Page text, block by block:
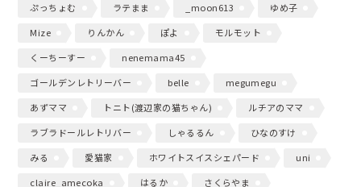
ぷっちょむ
ラテまま _moon613
ゆめ子
Mize
りんかん ぽよ
モルモット
くーちーすー
nenemama45
ゴールデンレトリーバー
belle
megumegu
あずママ
トニト(渡辺家の猫ちゃん)
ルチアのママ
ラブラドールレトリバー
しゃるるん
ひなのすけ
みる
愛猫家 ホワイトスイスシェパード
uni
claire_amecoka
はるか
さくらやま